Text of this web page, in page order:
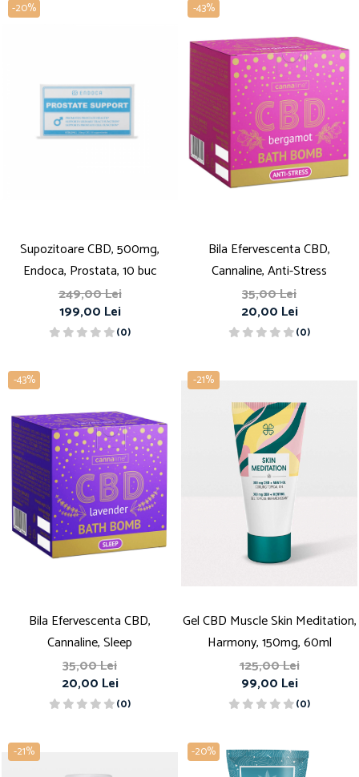
-20%
Supozitoare CBD, 500mg,
Endoca, Prostata, 10 buc
249,00 Lei
199,00 Lei
(0)
-43%
Bila Efervescenta CBD,
Cannaline, Anti-Stress
35,00 Lei
20,00 Lei
(0)
-43%
Bila Efervescenta CBD,
Cannaline, Sleep
35,00 Lei
20,00 Lei
(0)
-21%
Gel CBD Muscle Skin Meditation,
Harmony, 150mg, 60ml
125,00 Lei
99,00 Lei
(0)
-21% -20%